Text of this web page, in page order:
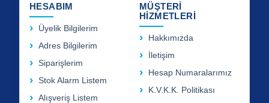
HESABIM
Üyelik Bilgilerim
Adres Bilgilerim
Siparişlerim
Stok Alarm Listem
Alışveriş Listem
MÜŞTERİ
HİZMETLERİ
Hakkımızda
İletişim
Hesap Numaralarımız
K.V.K.K. Politikası